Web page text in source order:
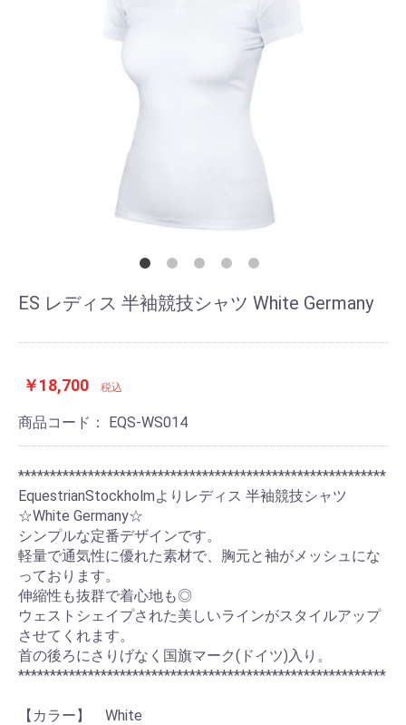
ES レディス 半袖競技シャツ White Germany
￥18,700 税込
商品コード： EQS-WS014
**********************************************************
EquestrianStockholmよりレディス 半袖競技シャツ
☆White Germany☆
シンプルな定番デザインです。
軽量で通気性に優れた素材で、胸元と袖がメッシュにな
っております。
伸縮性も抜群で着心地も◎
ウェストシェイプされた美しいラインがスタイルアップ
させてくれます。
首の後ろにさりげなく国旗マーク(ドイツ)入り。
**********************************************************
【カラー】 White